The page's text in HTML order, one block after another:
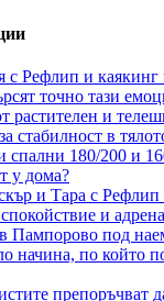
с Рефлип и каякинг
точно тази
растителен и
стабилност в
спални 180/200 и
у дома?
и Тара с Рефлип
и
Пампорово под
начина, по който
препоръчват